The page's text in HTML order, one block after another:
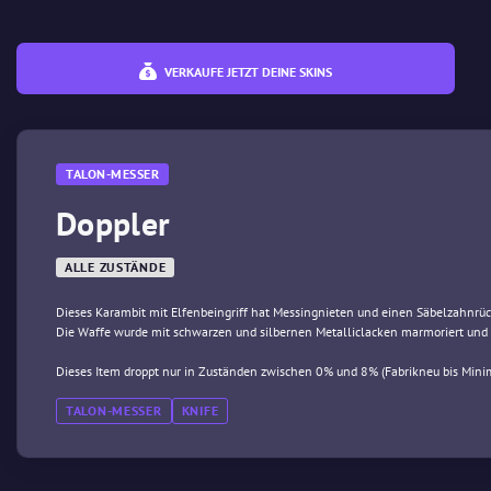
VERKAUFE JETZT DEINE SKINS
TALON-MESSER
Doppler
ALLE ZUSTÄNDE
Dieses Karambit mit Elfenbeingriff hat Messingnieten und einen
Die Waffe wurde mit schwarzen und silbernen Metalliclacken marmoriert
Dieses Item droppt nur in Zuständen zwischen 0% und 8% (Fabrikneu bis
TALON-MESSER KNIFE